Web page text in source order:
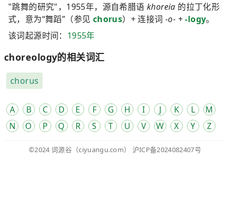
"跳舞的研究"，1955年，源自希腊语 khoreia 的拉丁化形
式，意为“舞蹈”（参见 chorus）+ 连接词-o- +-logy。
该词起源时间： 1955年
choreology的相关词汇
chorus
A B C D E F G H I J K L
M
N
O P Q R S T U V W X Y Z
©2024 词源谷 （ciyuangu.com） 沪ICP备2024082407号